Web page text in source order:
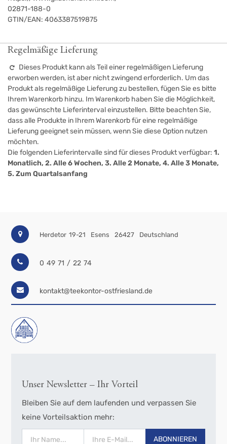
02871-188-0
GTIN/EAN: 4063387519875
Regelmäßige Lieferung
Dieses Produkt kann als Teil einer regelmäßigen Lieferung
erworben werden, ist aber nicht zwingend erforderlich. Um das
Produkt als regelmäßige Lieferung zu bestellen, fügen Sie es bitte
Ihrem Warenkorb hinzu. Im Warenkorb haben Sie die Möglichkeit,
das gewünschte Lieferinterval einzustellen. Bitte beachten Sie,
dass alle Produkte in Ihrem Warenkorb für eine regelmäßige
Lieferung geeignet sein müssen, wenn Sie diese Option nutzen
möchten.
Die folgenden Lieferintervalle sind für dieses Produkt verfügbar: 1.
Monatlich, 2. Alle 6 Wochen, 3. Alle 2 Monate, 4. Alle 3 Monate,
5. Zum Quartalsanfang
Herdetor 19-21 Esens 26427 Deutschland
0 49 71 / 22 74
kontakt@teekontor-ostfriesland.de
Unser Newsletter – Ihr Vorteil
Bleiben Sie auf dem laufenden und verpassen Sie
keine Vorteilsaktion mehr:
ABONNIEREN